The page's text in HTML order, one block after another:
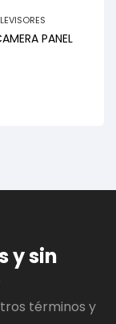
PANEL
y sin
términos y